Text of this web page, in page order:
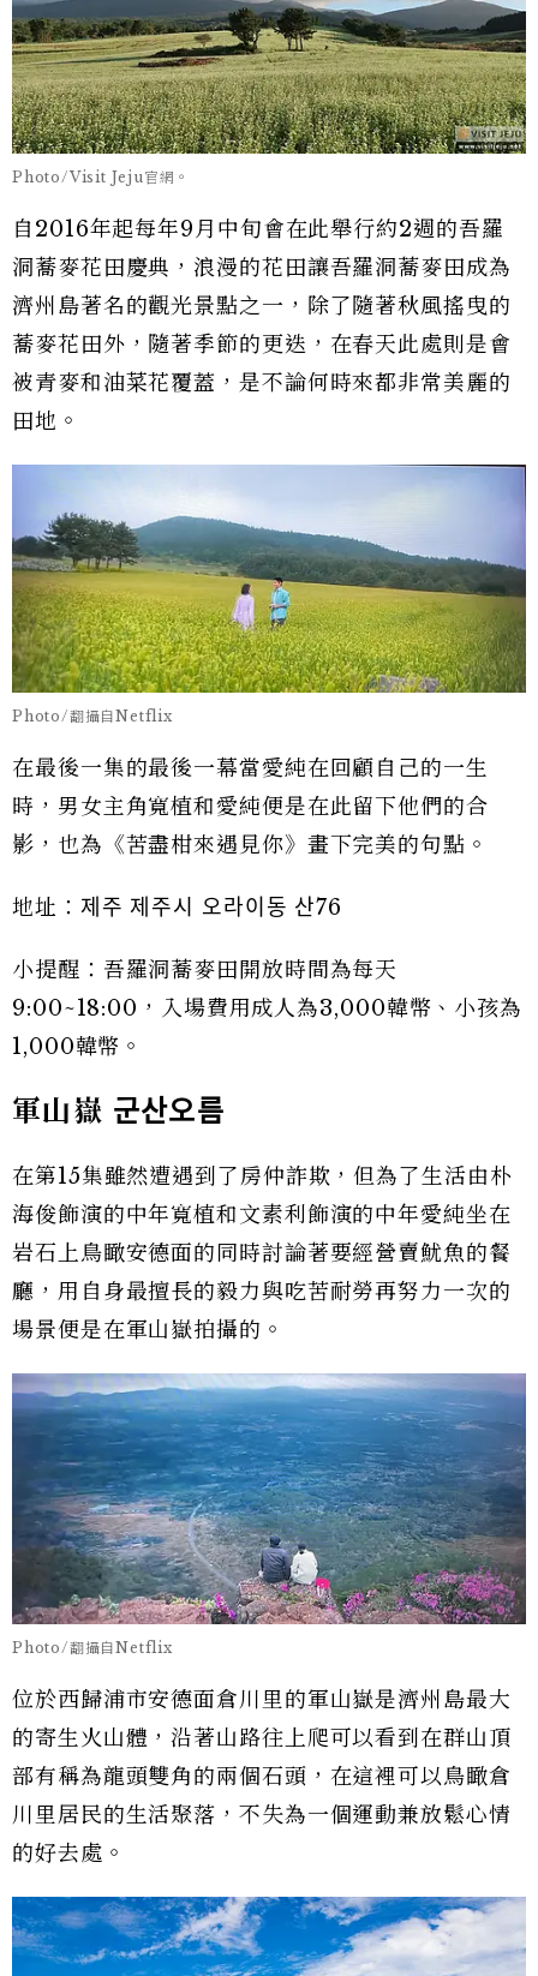
Photo/Visit Jeju官網。
自2016年起每年9月中旬會在此舉行約2週的吾羅
洞蕎麥花田慶典，浪漫的花田讓吾羅洞蕎麥田成為
濟州島著名的觀光景點之一，除了隨著秋風搖曳的
蕎麥花田外，隨著季節的更迭，在春天此處則是會
被青麥和油菜花覆蓋，是不論何時來都非常美麗的
田地。
Photo/翻攝自Netflix
在最後一集的最後一幕當愛純在回顧自己的一生
時，男女主角寬植和愛純便是在此留下他們的合
影，也為《苦盡柑來遇見你》畫下完美的句點。
地址：제주 제주시 오라이동 산76
小提醒：吾羅洞蕎麥田開放時間為每天
9:00~18:00，入場費用成人為3,000韓幣、小孩為
1,000韓幣。
軍山嶽 군산오름
在第15集雖然遭遇到了房仲詐欺，但為了生活由朴
海俊飾演的中年寬植和文素利飾演的中年愛純坐在
岩石上鳥瞰安德面的同時討論著要經營賣魷魚的餐
廳，用自身最擅長的毅力與吃苦耐勞再努力一次的
場景便是在軍山嶽拍攝的。
Photo/翻攝自Netflix
位於西歸浦市安德面倉川里的軍山嶽是濟州島最大
的寄生火山體，沿著山路往上爬可以看到在群山頂
部有稱為龍頭雙角的兩個石頭，在這裡可以鳥瞰倉
川里居民的生活聚落，不失為一個運動兼放鬆心情
的好去處。